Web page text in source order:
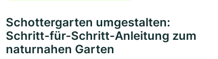
Schottergarten umgestalten:
Schritt-für-Schritt-Anleitung zum
naturnahen Garten